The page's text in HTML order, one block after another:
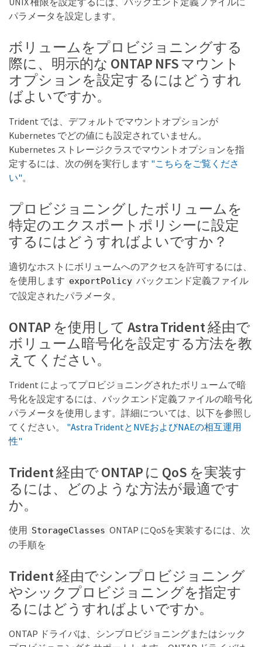
パラメータを設定します。
ボリュームをプロビジョニングする
際に、明示的な ONTAP NFS マウント
オプションを設定するにはどうすれ
ばよいですか。
Trident では、デフォルトでマウントオプションが
Kubernetes でどの値にも設定されていません。
Kubernetes ストレージクラスでマウントオプションを指
定するには、次の例を実行します "こちらをご覧くださ
い"。
プロビジョニングしたボリュームを
特定のエクスポートポリシーに設定
するにはどうすればよいですか？
適切なホストにボリュームへのアクセスを許可するには、
を使用します exportPolicy バックエンド定義ファイル
で設定されたパラメータ。
ONTAP を使用して Astra Trident 経由で
ボリューム暗号化を設定する方法を教
えてください。
Trident によってプロビジョニングされたボリュームで暗
号化を設定するには、バックエンド定義ファイルの暗号化
パラメータを使用します。詳細については、以下を参照し
てください。 "Astra TridentとNVEおよびNAEの相互運用
性"
Trident 経由で ONTAP に QoS を実装す
るには、どのような方法が最適です
か。
使用 StorageClasses ONTAP にQoSを実装するには、次
の手順を
Trident 経由でシンプロビジョニング
やシックプロビジョニングを指定す
るにはどうすればよいですか。
ONTAP ドライバは、シンプロビジョニングまたはシック